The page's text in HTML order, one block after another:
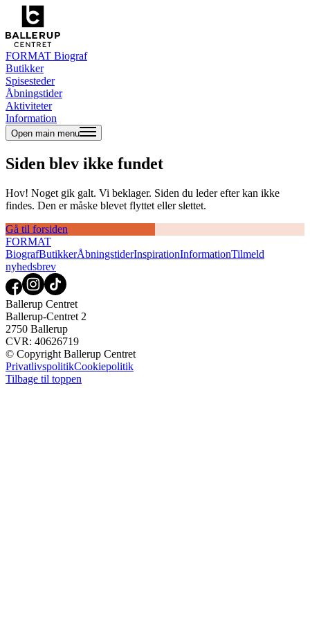
FORMAT Biograf
Butikker
Spisesteder
Åbningstider
Aktiviteter
Information
Open main menu
Siden blev ikke fundet
Hov! Noget gik galt. Vi beklager. Siden du leder efter kan ikke
findes. Den er måske blevet flyttet eller slettet.
Gå til forsiden
FORMAT
BiografButikkerÅbningstiderInspirationInformationTilmeld
nyhedsbrev
Ballerup Centret
Ballerup-Centret 2
2750 Ballerup
CVR: 40626719
© Copyright Ballerup Centret
PrivatlivspolitikCookiepolitik
Tilbage til toppen